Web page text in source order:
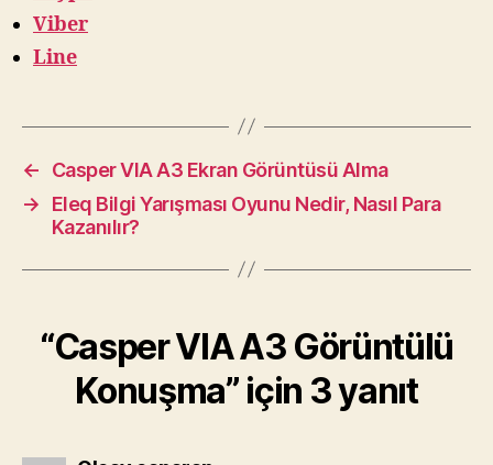
Viber
Line
←
Casper VIA A3 Ekran Görüntüsü Alma
→
Eleq Bilgi Yarışması Oyunu Nedir, Nasıl Para
Kazanılır?
“Casper VIA A3 Görüntülü
Konuşma” için 3 yanıt